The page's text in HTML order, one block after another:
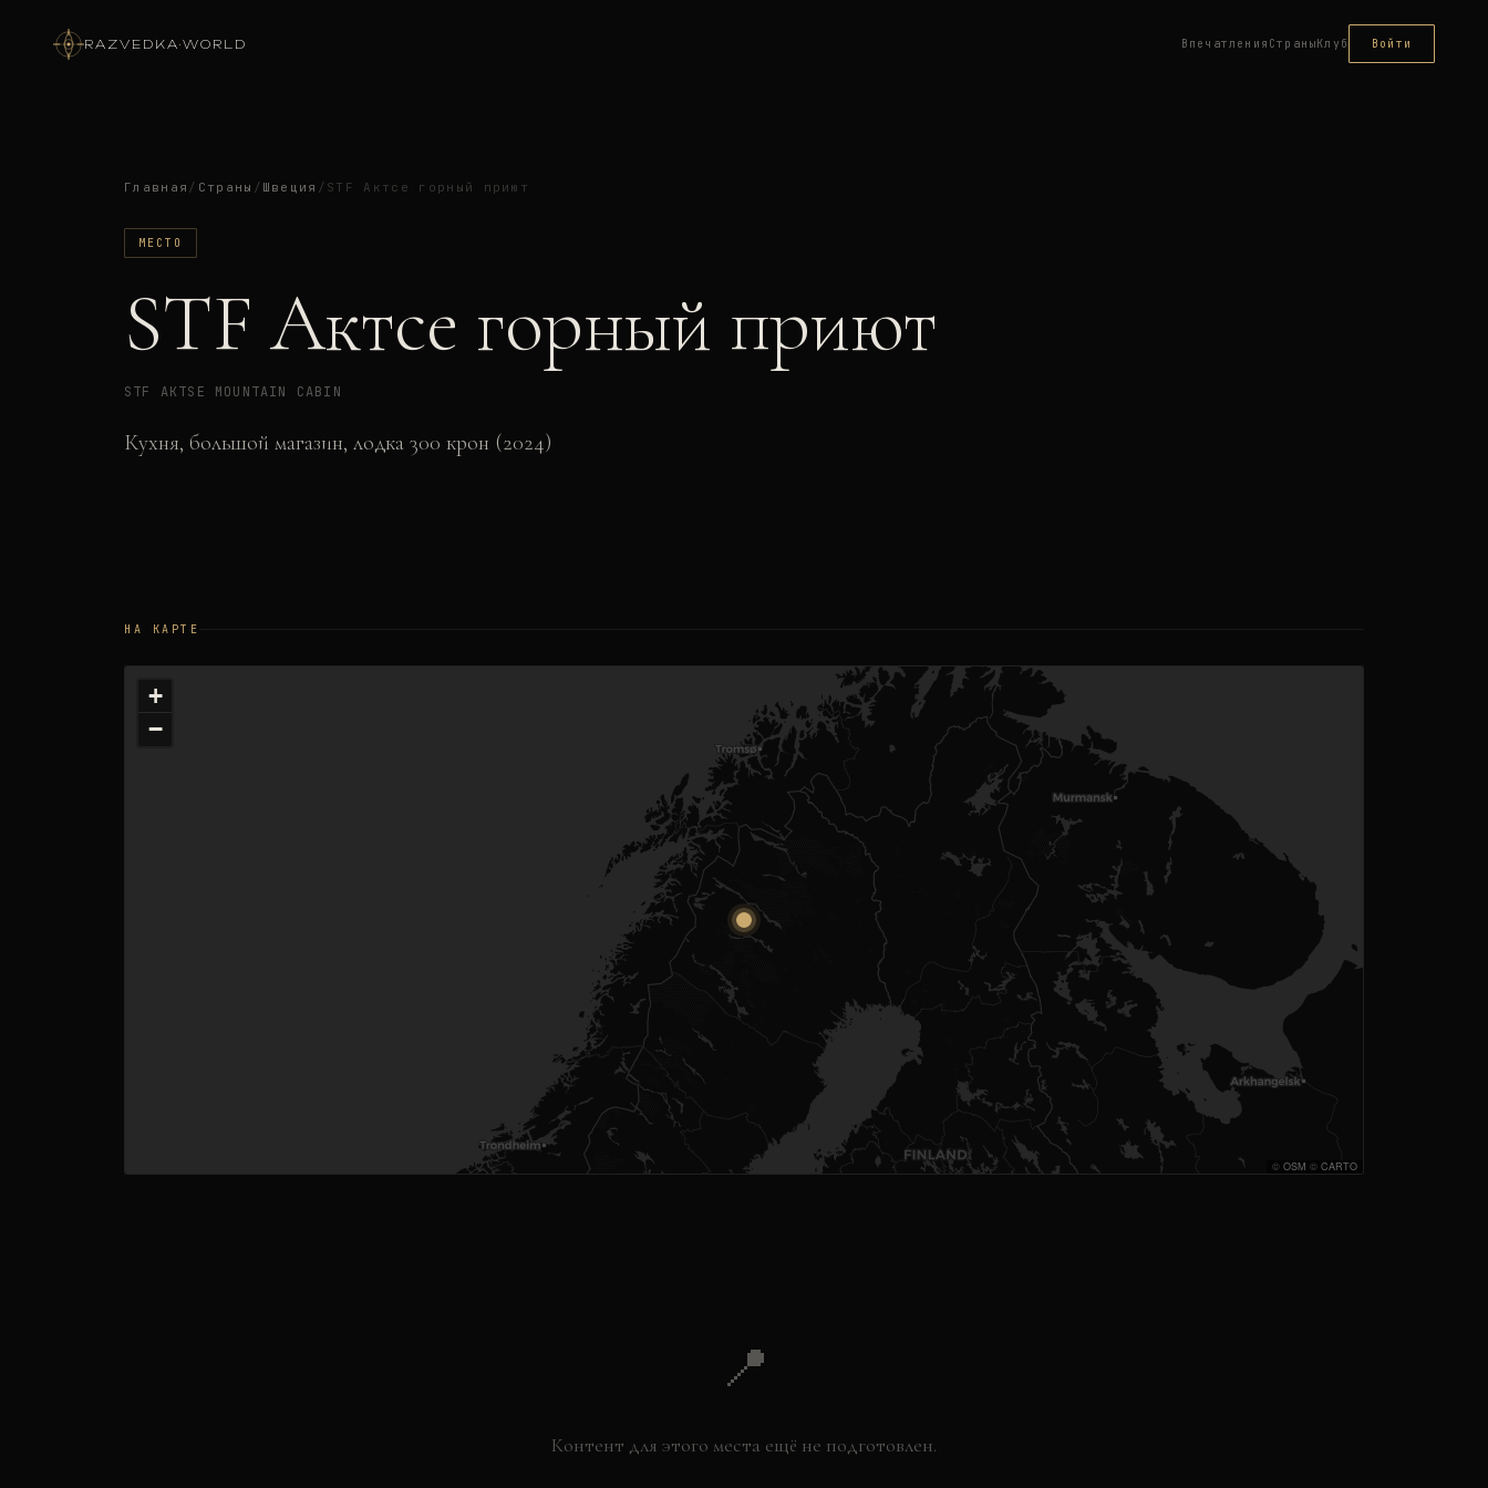
RAZVEDKA·WORLD Впечатления СтраныКлуб Войти
Главная / Страны / Швеция / STF Актсе горный приют
МЕСТО
STF Актсе горный приют
STF AKTSE MOUNTAIN CABIN
Кухня, большой магазин, лодка 300 крон (2024)
НА КАРТЕ
+
−
© OSM © CARTO
📍
Контент для этого места ещё не подготовлен.